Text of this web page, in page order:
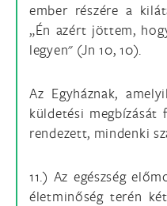
ember részére a
„Én azért jöttem,
legyen" (Jn 10, 10).
Az Egyháznak,
küldetési megbízását
rendezett, mindenki
11.) Az egészség
életminőség terén